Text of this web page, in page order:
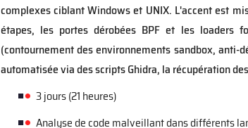
complexes ciblant Windows et UNIX. L'accent est
étapes, les portes dérobées BPF et les loaders
(contournement des environnements sandbox,
automatisée via des scripts Ghidra, la récupération
3 jours (21 heures)
Analyse de code malveillant dans différents